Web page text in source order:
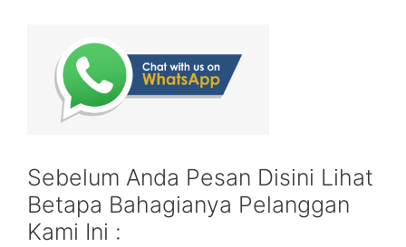
Sebelum Anda Pesan Disini Lihat
Betapa Bahagianya Pelanggan
Kami Ini :